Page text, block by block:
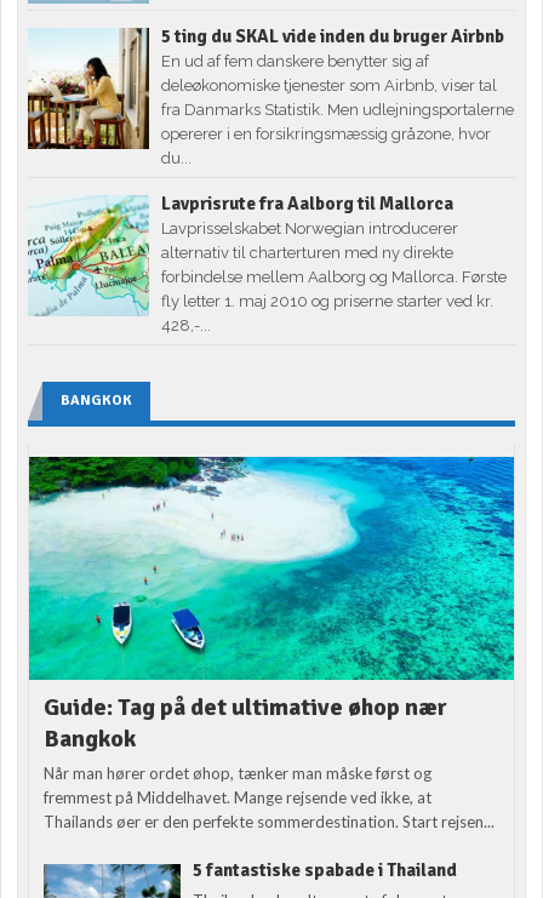
5 ting du SKAL vide inden du bruger Airbnb
En ud af fem danskere benytter sig af
deleøkonomiske tjenester som Airbnb, viser tal
fra Danmarks Statistik. Men udlejningsportalerne
opererer i en forsikringsmæssig gråzone, hvor
du...
Lavprisrute fra Aalborg til Mallorca
Lavprisselskabet Norwegian introducerer
alternativ til charterturen med ny direkte
forbindelse mellem Aalborg og Mallorca. Første
fly letter 1. maj 2010 og priserne starter ved kr.
428,-...
BANGKOK
Guide: Tag på det ultimative øhop nær
Bangkok
Når man hører ordet øhop, tænker man måske først og
fremmest på Middelhavet. Mange rejsende ved ikke, at
Thailands øer er den perfekte sommerdestination. Start rejsen...
5 fantastiske spabade i Thailand